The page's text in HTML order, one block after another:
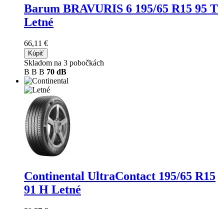
Barum BRAVURIS 6 195/65 R15 95 T
Letné
66,11 €
Kúpiť
Skladom na 3 pobočkách
B B B 70 dB
Continental UltraContact 195/65 R15
91 H Letné